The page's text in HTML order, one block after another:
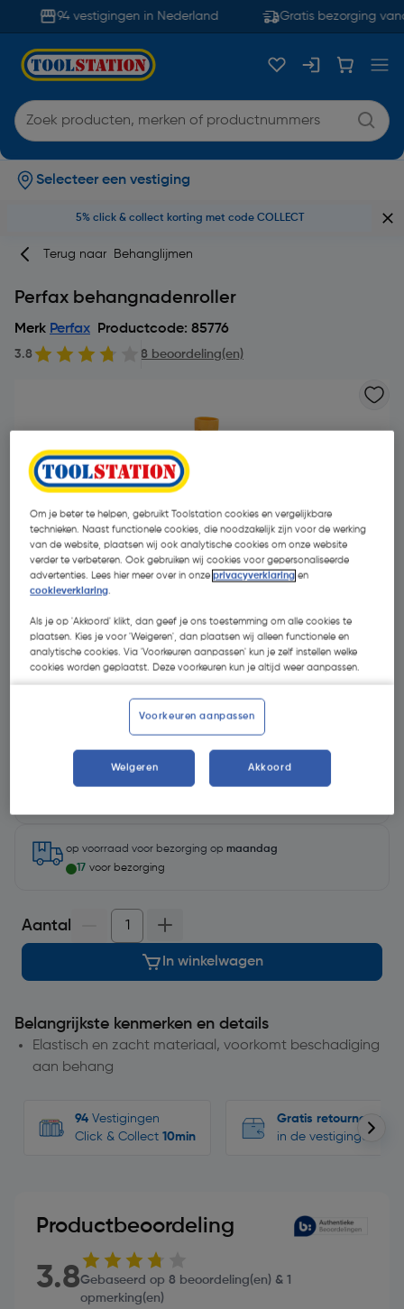
94 vestigingen in Nederland Gratis bezorging
Selecteer een vestiging
5% click & collect korting met code COLLECT
Terug naar Behanglijmen
Perfax behangnadenroller
Merk Perfax Productcode: 85776
3.8 8 beoordeling(en)
€ 6,88
op voorraad voor bezorging op maandag
17 voor bezorging
Aantal
In winkelwagen
Belangrijkste kenmerken en details
Elastisch en zacht materiaal, voorkomt beschadiging
aan behang
94 Vestigingen
Click & Collect 10min
Gratis retourneren
in de vestigingen
Productbeoordeling
3.8Gebaseerd op 8 beoordeling(en) & 1
opmerking(en)
Om je beter te helpen, gebruikt Toolstation cookies en vergelijkbare
technieken. Naast functionele cookies, die noodzakelijk zijn voor de werking
van de website, plaatsen wij ook analytische cookies om onze website
verder te verbeteren. Ook gebruiken wij cookies voor gepersonaliseerde
advertenties. Lees hier meer over in onzeprivacyverklaring en
cookieverklaring.
Als je op 'Akkoord' klikt, dan geef je ons toestemming om alle cookies te
plaatsen. Kies je voor 'Weigeren', dan plaatsen wij alleen functionele en
analytische cookies. Via 'Voorkeuren aanpassen' kun je zelf instellen welke
cookies worden geplaatst. Deze voorkeuren kun je altijd weer aanpassen.
Voorkeuren aanpassen
Weigeren Akkoord